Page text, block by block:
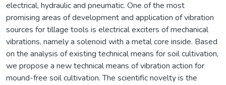
electrical, hydraulic and pneumatic. One of the most
promising areas of development and application of vibration
sources for tillage tools is electrical exciters of mechanical
vibrations, namely a solenoid with a metal core inside. Based
on the analysis of existing technical means for soil cultivation,
we propose a new technical means of vibration action for
mound-free soil cultivation. The scientific novelty is the